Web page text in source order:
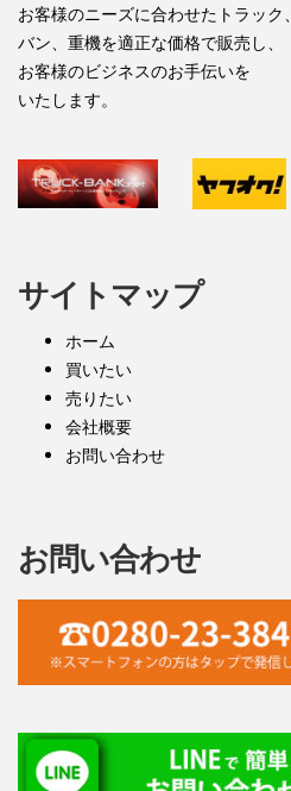
お客様のニーズに合わせたトラック、
バン、重機を適正な価格で販売し、
お客様のビジネスのお手伝いを
いたします。
サイトマップ
ホーム
買いたい
売りたい
会社概要
お問い合わせ
お問い合わせ